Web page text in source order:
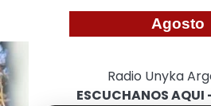
Agosto
Radio Unyka
ESCUCHANOS AQUI